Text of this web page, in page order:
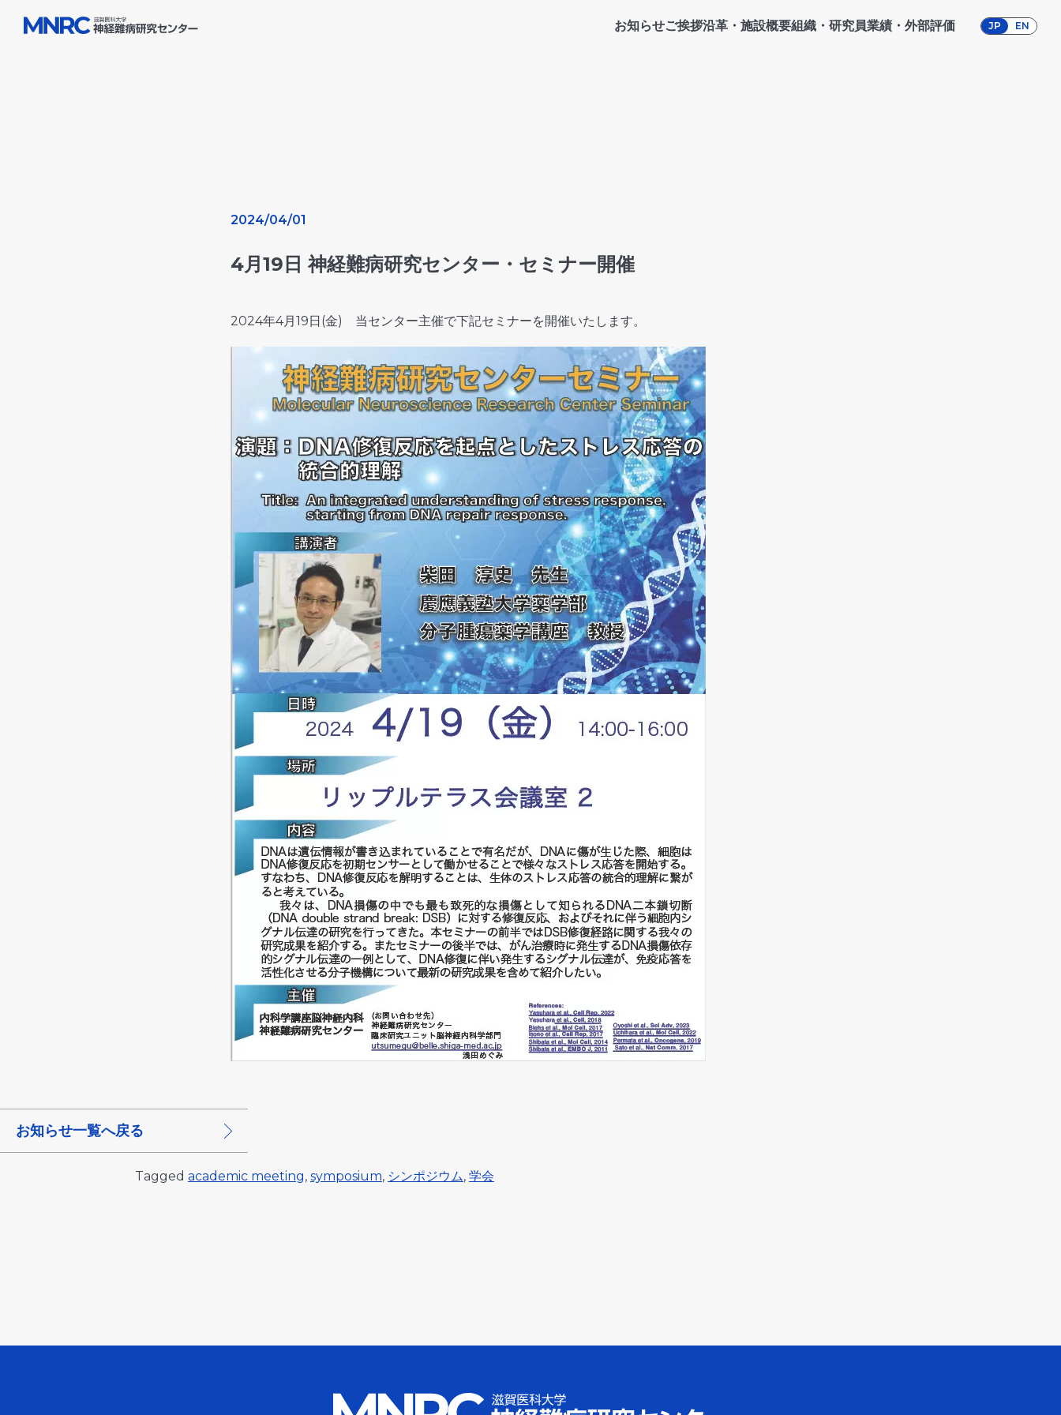
お知らせご挨拶沿革・施設概要組織・研究員業績・外部評価 JP EN
2024/04/01
4月19日 神経難病研究センター・セミナー開催
2024年4月19日(金) 当センター主催で下記セミナーを開催いたします。
お知らせ一覧へ戻る
Tagged academic meeting, symposium, シンポジウム, 学会